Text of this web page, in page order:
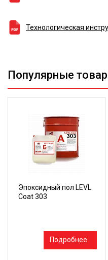
Технологическая
Популярные
Эпоксидный пол LEVL
Coat 303
Подробнее